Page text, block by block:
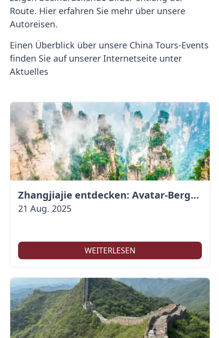
Route. Hier erfahren Sie mehr über unsere
Autoreisen.
Einen Überblick über unsere China Tours-Events
finden Sie auf unserer Internetseite unter
Aktuelles
Zhangjiajie entdecken: Avatar-Berge & Altstadt von Fenghuang
21 Aug. 2025
WEITERLESEN